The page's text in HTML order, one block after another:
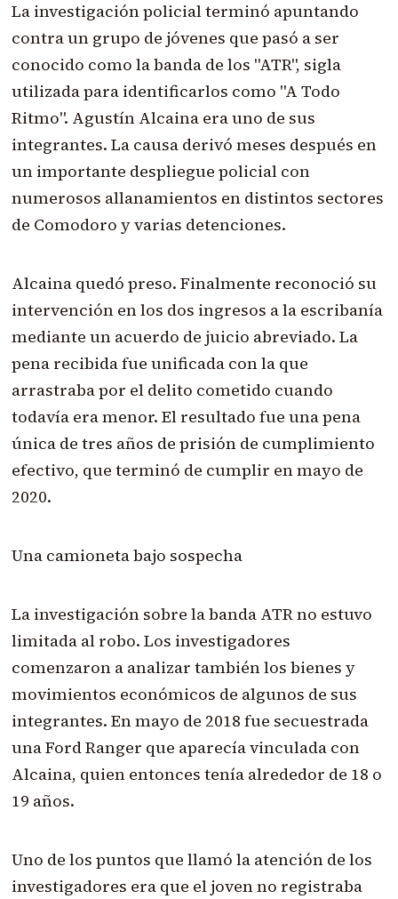
La investigación policial terminó apuntando
contra un grupo de jóvenes que pasó a ser
conocido como la banda de los "ATR", sigla
utilizada para identificarlos como "A Todo
Ritmo". Agustín Alcaina era uno de sus
integrantes. La causa derivó meses después en
un importante despliegue policial con
numerosos allanamientos en distintos sectores
de Comodoro y varias detenciones.
Alcaina quedó preso. Finalmente reconoció su
intervención en los dos ingresos a la escribanía
mediante un acuerdo de juicio abreviado. La
pena recibida fue unificada con la que
arrastraba por el delito cometido cuando
todavía era menor. El resultado fue una pena
única de tres años de prisión de cumplimiento
efectivo, que terminó de cumplir en mayo de
2020.
Una camioneta bajo sospecha
La investigación sobre la banda ATR no estuvo
limitada al robo. Los investigadores
comenzaron a analizar también los bienes y
movimientos económicos de algunos de sus
integrantes. En mayo de 2018 fue secuestrada
una Ford Ranger que aparecía vinculada con
Alcaina, quien entonces tenía alrededor de 18 o
19 años.
Uno de los puntos que llamó la atención de los
investigadores era que el joven no registraba